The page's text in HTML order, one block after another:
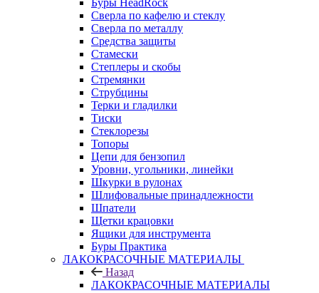
Буры HeadRock
Сверла по кафелю и стеклу
Сверла по металлу
Средства защиты
Стамески
Степлеры и скобы
Стремянки
Струбцины
Терки и гладилки
Тиски
Стеклорезы
Топоры
Цепи для бензопил
Уровни, угольники, линейки
Шкурки в рулонах
Шлифовальные принадлежности
Шпатели
Щетки крацовки
Ящики для инструмента
Буры Практика
ЛАКОКРАСОЧНЫЕ МАТЕРИАЛЫ
Назад
ЛАКОКРАСОЧНЫЕ МАТЕРИАЛЫ